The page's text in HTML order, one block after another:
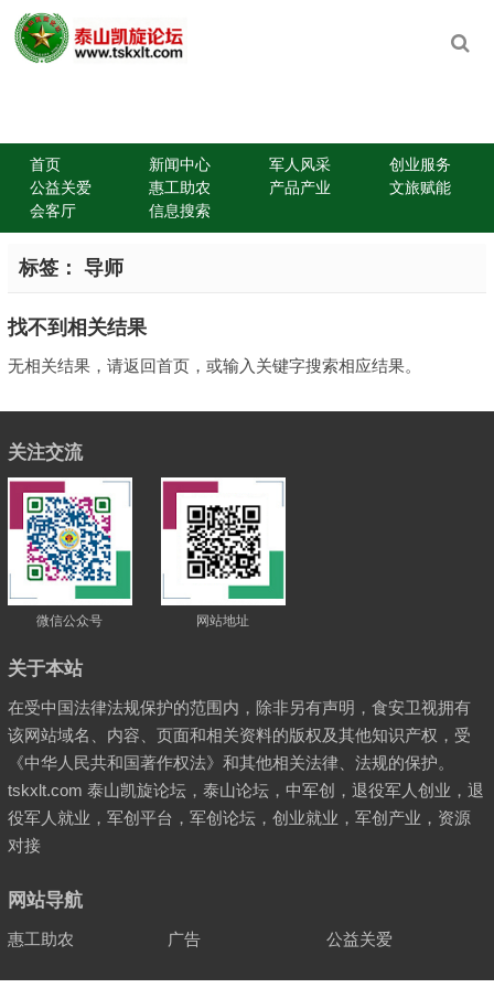
首页 新闻中心 军人风采
创业服务
公益关爱
惠工助农 产品产业
文旅赋能
会客厅
信息搜索
标签： 导师
找不到相关结果
无相关结果，请返回首页，或输入关键字搜索相应结果。
关注交流
微信公众号 网站地址
关于本站
在受中国法律法规保护的范围内，除非另有声明，食安卫视拥有
该网站域名、内容、页面和相关资料的版权及其他知识产权，受
《中华人民共和国著作权法》和其他相关法律、法规的保护。
tskxlt.com 泰山凯旋论坛，泰山论坛，中军创，退役军人创业，退
役军人就业，军创平台，军创论坛，创业就业，军创产业，资源
对接
网站导航
惠工助农 广告 公益关爱